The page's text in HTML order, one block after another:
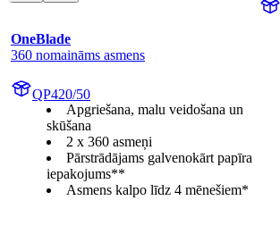
OneBlade
360 nomaināms asmens
QP420/50
Apgriešana, malu veidošana un
skūšana
2 x 360 asmeņi
Pārstrādājams galvenokārt papīra
iepakojums**
Asmens kalpo līdz 4 mēnešiem*